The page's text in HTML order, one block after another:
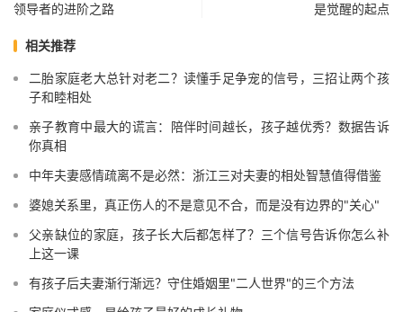
领导者的进阶之路
是觉醒的起点
相关推荐
二胎家庭老大总针对老二？读懂手足争宠的信号，三招让两个孩
子和睦相处
亲子教育中最大的谎言：陪伴时间越长，孩子越优秀？数据告诉
你真相
中年夫妻感情疏离不是必然：浙江三对夫妻的相处智慧值得借鉴
婆媳关系里，真正伤人的不是意见不合，而是没有边界的"关心"
父亲缺位的家庭，孩子长大后都怎样了？三个信号告诉你怎么补
上这一课
有孩子后夫妻渐行渐远？守住婚姻里"二人世界"的三个方法